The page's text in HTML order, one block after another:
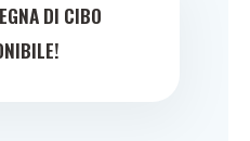
DI CIBO